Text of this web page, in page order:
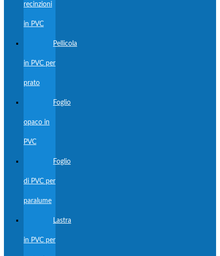
recinzioni
in PVC
Pellicola
in PVC per
prato
Foglio
opaco in
PVC
Foglio
di PVC per
paralume
Lastra
in PVC per